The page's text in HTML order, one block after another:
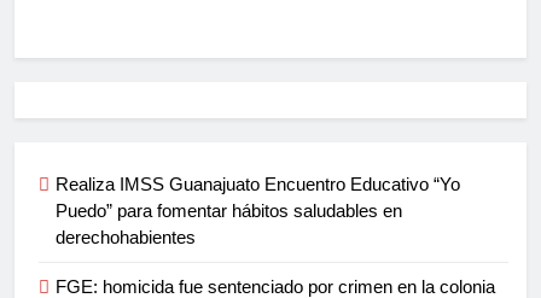
Realiza IMSS Guanajuato Encuentro Educativo “Yo
Puedo” para fomentar hábitos saludables en
derechohabientes
FGE: homicida fue sentenciado por crimen en la colonia